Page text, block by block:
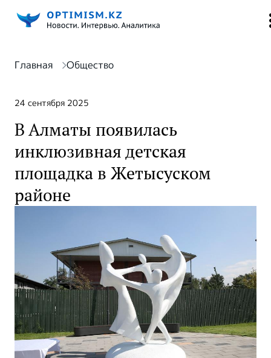
Главная Общество
24 сентября 2025
В Алматы появилась
инклюзивная детская
площадка в Жетысуском
районе